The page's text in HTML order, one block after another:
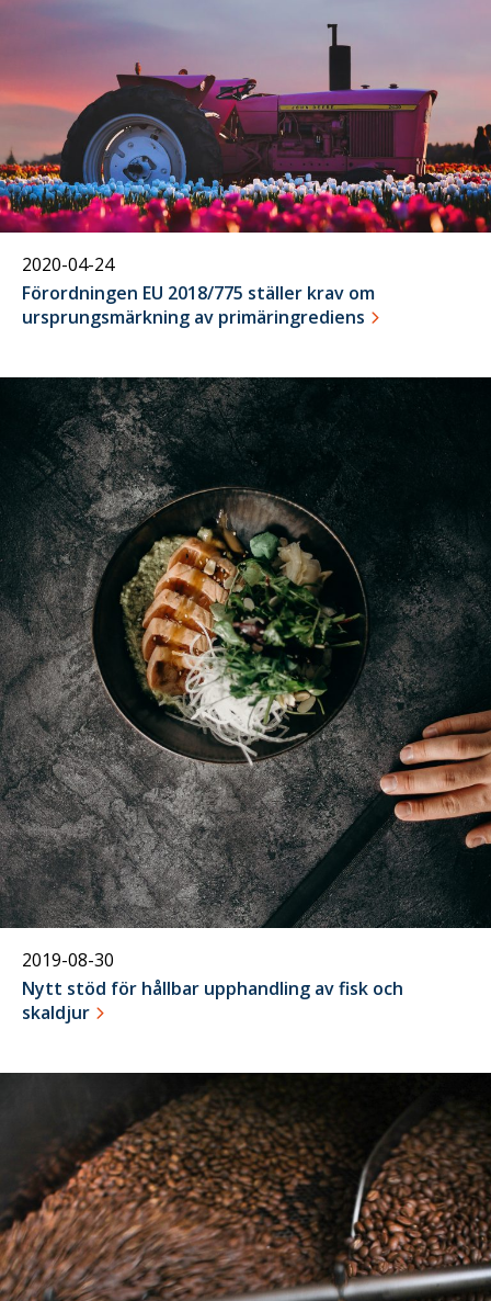
2020-04-24
Förordningen EU 2018/775 ställer krav om
ursprungsmärkning av primäringrediens
30
augusti
2019-08-30
Nytt stöd för hållbar upphandling av fisk och
skaldjur